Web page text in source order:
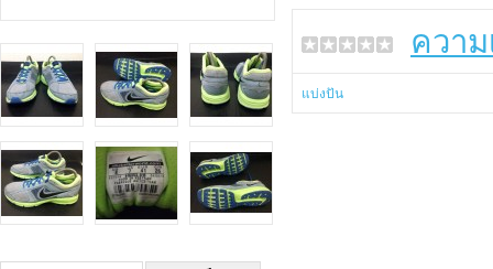
ควา
แบ่งปัน